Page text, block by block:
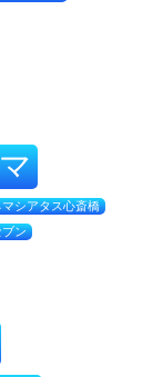
シアタス心斎橋
ン